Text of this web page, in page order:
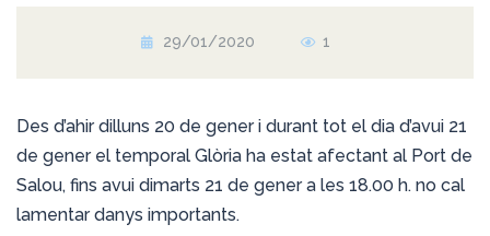
29/01/2020 1
Des d’ahir dilluns 20 de gener i durant tot el dia d’avui 21
de gener el temporal Glòria ha estat afectant al Port de
Salou, fins avui dimarts 21 de gener a les 18.00 h. no cal
lamentar danys importants.